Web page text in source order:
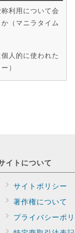
利用について会
（マニラタイム
人的に使われた
）
イトについて
サイトポリシー
著作権について
プライバシーポ